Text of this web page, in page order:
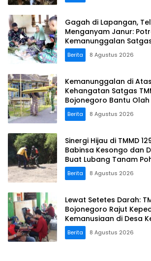
Gagah di Lapangan,
Menganyam Janur:
Kemanunggalan Satgas
Bojonegoro di Kesongo
Berita 8 Agustus 2026
Kemanunggalan di
Kehangatan Satgas
Bojonegoro Bantu
Petani Kesongo
Berita 8 Agustus 2026
Sinergi Hijau di TMMD
Babinsa Kesongo dan
Buat Lubang Tanam
Tanggul Sungai
Berita 8 Agustus 2026
Lewat Setetes Darah:
Bojonegoro Rajut
Kemanusiaan di Desa
Berita 8 Agustus 2026